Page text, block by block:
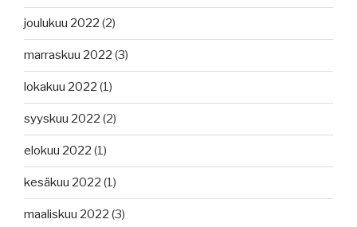
joulukuu 2022 (2)
marraskuu 2022 (3)
lokakuu 2022 (1)
syyskuu 2022 (2)
elokuu 2022 (1)
kesäkuu 2022 (1)
maaliskuu 2022 (3)